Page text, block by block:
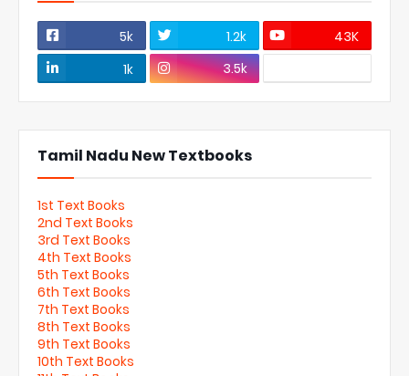
5k 1.2k
43K
1k
3.5k
Tamil Nadu New Textbooks
1st Text Books
2nd Text Books
3rd Text Books
4th Text Books
5th Text Books
6th Text Books
7th Text Books
8th Text Books
9th Text Books
10th Text Books